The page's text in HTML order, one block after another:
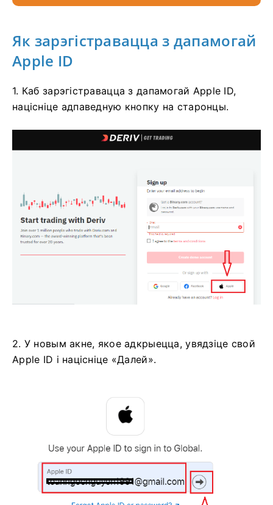
Як зарэгістравацца з дапамогай
Apple ID
1. Каб зарэгістравацца з дапамогай Apple ID,
націсніце адпаведную кнопку на старонцы.
2. У новым акне, якое адкрыецца, увядзіце свой
Apple ID і націсніце «Далей».